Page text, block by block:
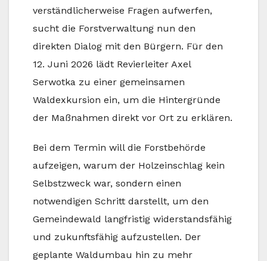
verständlicherweise Fragen aufwerfen,
sucht die Forstverwaltung nun den
direkten Dialog mit den Bürgern. Für den
12. Juni 2026 lädt Revierleiter Axel
Serwotka zu einer gemeinsamen
Waldexkursion ein, um die Hintergründe
der Maßnahmen direkt vor Ort zu erklären.
Bei dem Termin will die Forstbehörde
aufzeigen, warum der Holzeinschlag kein
Selbstzweck war, sondern einen
notwendigen Schritt darstellt, um den
Gemeindewald langfristig widerstandsfähig
und zukunftsfähig aufzustellen. Der
geplante Waldumbau hin zu mehr